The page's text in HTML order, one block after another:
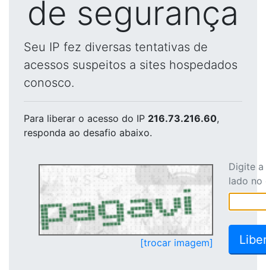
de segurança
Seu IP fez diversas tentativas de
acessos suspeitos a sites hospedados
conosco.
Para liberar o acesso do IP 216.73.216.60,
responda ao desafio abaixo.
[trocar imagem]
Digite
lado no